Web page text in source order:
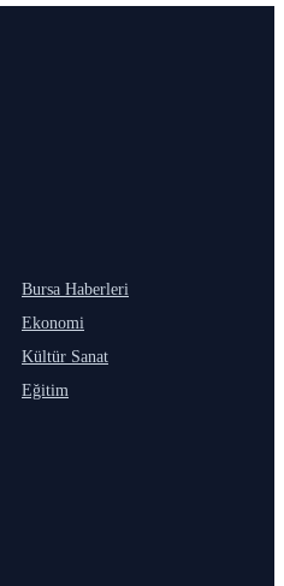
Bursa Haberleri
Ekonomi
Kültür Sanat
Eğitim